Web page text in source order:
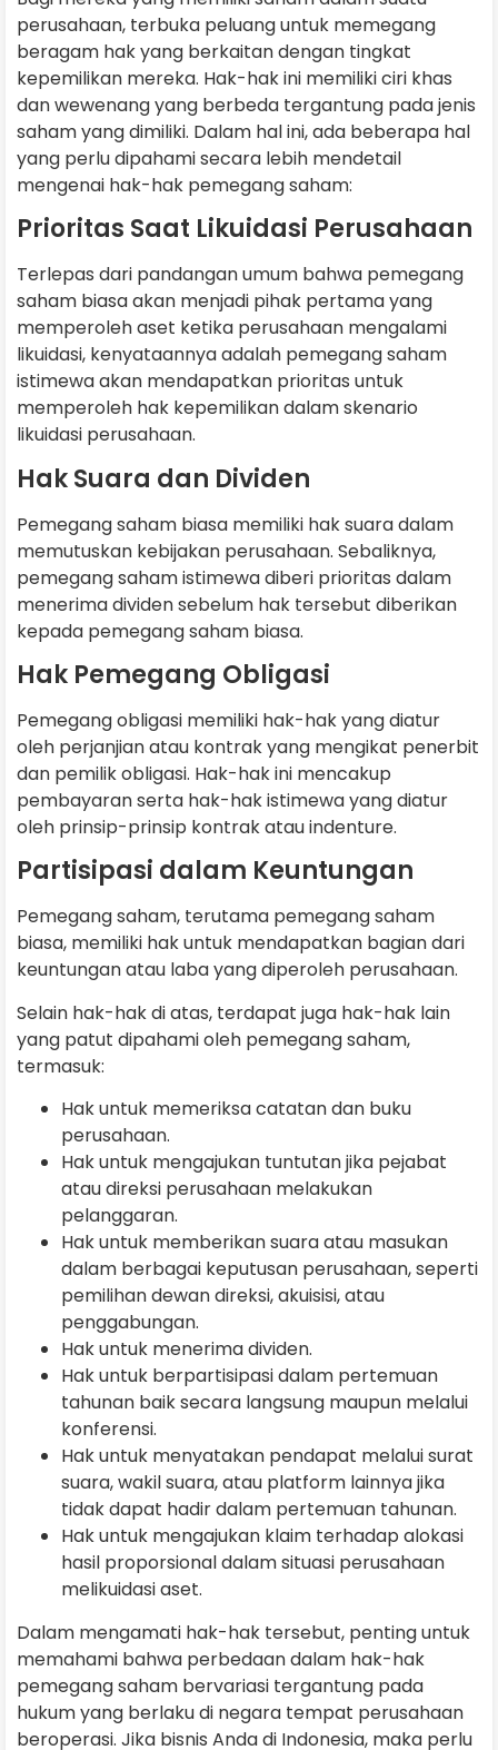
perusahaan, terbuka peluang untuk memegang
beragam hak yang berkaitan dengan tingkat
kepemilikan mereka. Hak-hak ini memiliki ciri khas
dan wewenang yang berbeda tergantung pada jenis
saham yang dimiliki. Dalam hal ini, ada beberapa hal
yang perlu dipahami secara lebih mendetail
mengenai hak-hak pemegang saham:
Prioritas Saat Likuidasi Perusahaan
Terlepas dari pandangan umum bahwa pemegang
saham biasa akan menjadi pihak pertama yang
memperoleh aset ketika perusahaan mengalami
likuidasi, kenyataannya adalah pemegang saham
istimewa akan mendapatkan prioritas untuk
memperoleh hak kepemilikan dalam skenario
likuidasi perusahaan.
Hak Suara dan Dividen
Pemegang saham biasa memiliki hak suara dalam
memutuskan kebijakan perusahaan. Sebaliknya,
pemegang saham istimewa diberi prioritas dalam
menerima dividen sebelum hak tersebut diberikan
kepada pemegang saham biasa.
Hak Pemegang Obligasi
Pemegang obligasi memiliki hak-hak yang diatur
oleh perjanjian atau kontrak yang mengikat penerbit
dan pemilik obligasi. Hak-hak ini mencakup
pembayaran serta hak-hak istimewa yang diatur
oleh prinsip-prinsip kontrak atau indenture.
Partisipasi dalam Keuntungan
Pemegang saham, terutama pemegang saham
biasa, memiliki hak untuk mendapatkan bagian dari
keuntungan atau laba yang diperoleh perusahaan.
Selain hak-hak di atas, terdapat juga hak-hak lain
yang patut dipahami oleh pemegang saham,
termasuk:
Hak untuk memeriksa catatan dan buku
perusahaan.
Hak untuk mengajukan tuntutan jika pejabat
atau direksi perusahaan melakukan
pelanggaran.
Hak untuk memberikan suara atau masukan
dalam berbagai keputusan perusahaan, seperti
pemilihan dewan direksi, akuisisi, atau
penggabungan.
Hak untuk menerima dividen.
Hak untuk berpartisipasi dalam pertemuan
tahunan baik secara langsung maupun melalui
konferensi.
Hak untuk menyatakan pendapat melalui surat
suara, wakil suara, atau platform lainnya jika
tidak dapat hadir dalam pertemuan tahunan.
Hak untuk mengajukan klaim terhadap alokasi
hasil proporsional dalam situasi perusahaan
melikuidasi aset.
Dalam mengamati hak-hak tersebut, penting untuk
memahami bahwa perbedaan dalam hak-hak
pemegang saham bervariasi tergantung pada
hukum yang berlaku di negara tempat perusahaan
beroperasi. Jika bisnis Anda di Indonesia, maka perlu